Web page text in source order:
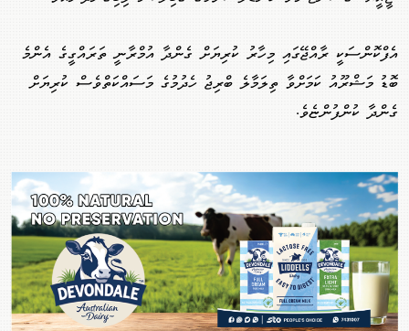
އެފްކޮންސަކީ ރާއްޖޭގައި މިހާރު ކުރިޔަށް ގެންދާ އުމްރާނީ ތަރައްގީގެ އެންމެ
ބޮޑު މަޝްރޫއު ކަމަށްވާ ތިލަމާލެ ބްރިޖު ހެދުމުގެ މަސައްކަތްވެސް ކުރިޔަށް
ގެންދާ ކުންފުންޏެވެ.